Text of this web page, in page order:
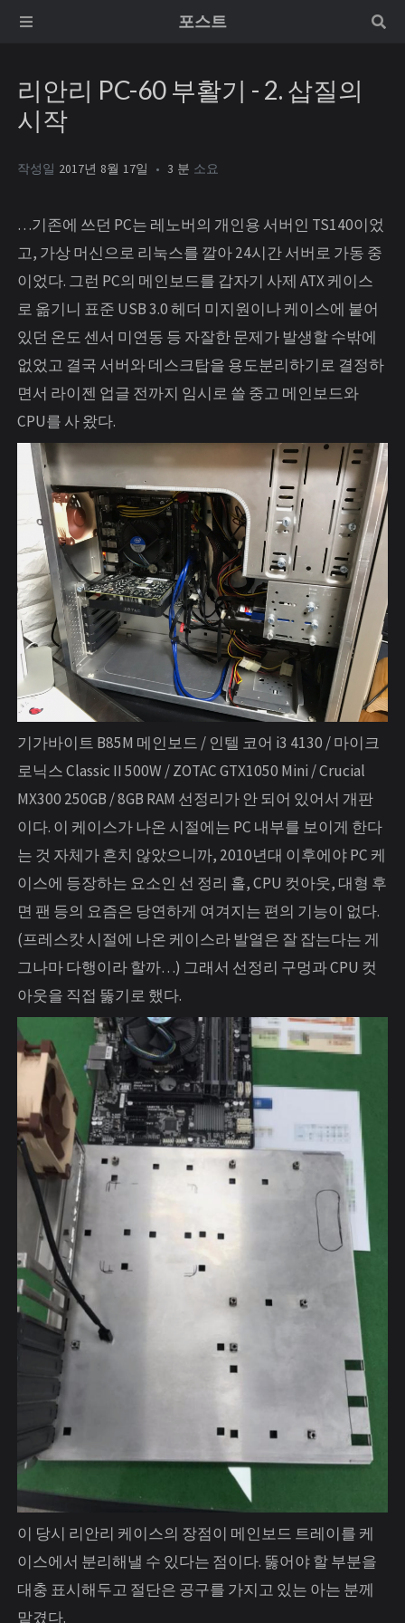
포스트
리안리 PC-60 부활기 - 2. 삽질의
시작
작성일 2017년 8월 17일 3 분 소요
…기존에 쓰던 PC는 레노버의 개인용 서버인 TS140이었
고, 가상 머신으로 리눅스를 깔아 24시간 서버로 가동 중
이었다. 그런 PC의 메인보드를 갑자기 사제 ATX 케이스
로 옮기니 표준 USB 3.0 헤더 미지원이나 케이스에 붙어
있던 온도 센서 미연동 등 자잘한 문제가 발생할 수밖에
없었고 결국 서버와 데스크탑을 용도분리하기로 결정하
면서 라이젠 업글 전까지 임시로 쓸 중고 메인보드와
CPU를 사 왔다.
기가바이트 B85M 메인보드 / 인텔 코어 i3 4130 / 마이크
로닉스 Classic II 500W / ZOTAC GTX1050 Mini / Crucial
MX300 250GB / 8GB RAM 선정리가 안 되어 있어서 개판
이다. 이 케이스가 나온 시절에는 PC 내부를 보이게 한다
는 것 자체가 흔치 않았으니까, 2010년대 이후에야 PC 케
이스에 등장하는 요소인 선 정리 홀, CPU 컷아웃, 대형 후
면 팬 등의 요즘은 당연하게 여겨지는 편의 기능이 없다.
(프레스캇 시절에 나온 케이스라 발열은 잘 잡는다는 게
그나마 다행이라 할까…) 그래서 선정리 구멍과 CPU 컷
아웃을 직접 뚫기로 했다.
이 당시 리안리 케이스의 장점이 메인보드 트레이를 케
이스에서 분리해낼 수 있다는 점이다. 뚫어야 할 부분을
대충 표시해두고 절단은 공구를 가지고 있는 아는 분께
맡겼다.